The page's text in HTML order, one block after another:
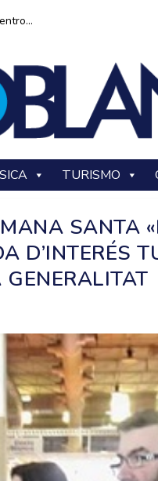
TURISMO
SANTA
D’INTERÉS